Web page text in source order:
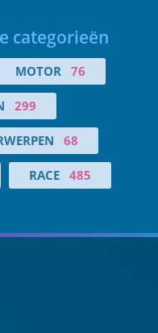
categorieën
MOTOR 76
299
68
RACE 485